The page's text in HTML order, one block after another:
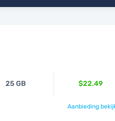
25 GB $22.49
Aanbieding